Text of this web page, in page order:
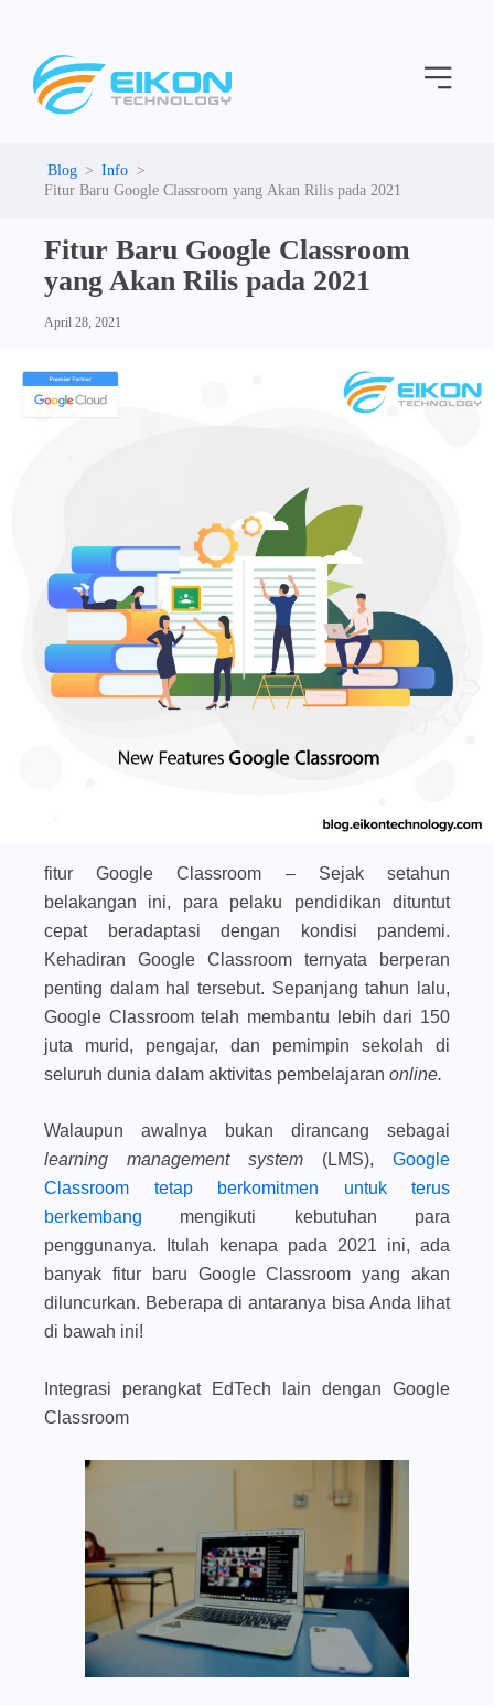
content
Menu
Info
Fitur Baru Google Classroom yang Akan Rilis pada 2021
Fitur Baru Google Classroom
yang Akan Rilis pada 2021
April 28, 2021
fitur Google Classroom – Sejak setahun
belakangan ini, para pelaku pendidikan dituntut
cepat beradaptasi dengan kondisi pandemi.
Kehadiran Google Classroom ternyata berperan
penting dalam hal tersebut. Sepanjang tahun lalu,
Google Classroom telah membantu lebih dari 150
juta murid, pengajar, dan pemimpin sekolah di
seluruh dunia dalam aktivitas pembelajaran online.
Walaupun awalnya bukan dirancang sebagai
learning management system (LMS), Google
Classroom tetap berkomitmen untuk terus
berkembang mengikuti kebutuhan para
penggunanya. Itulah kenapa pada 2021 ini, ada
banyak fitur baru Google Classroom yang akan
diluncurkan. Beberapa di antaranya bisa Anda lihat
di bawah ini!
Integrasi perangkat EdTech lain dengan Google
Classroom
e
g
i
e